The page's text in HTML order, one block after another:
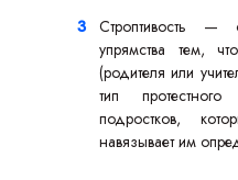
Строптивость —
упрямства тем,
(родителя или
тип
подростков,
навязывает им